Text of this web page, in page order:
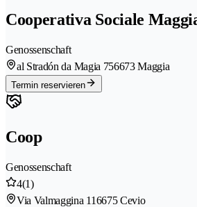
Cooperativa Sociale
Genossenschaft
al Stradón da Magia 756673 Maggia
Termin reservieren
Coop
Genossenschaft
4(1)
Via Valmaggina 116675 Cevio